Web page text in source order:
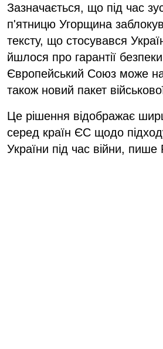
Зазначається, що під час
п'ятницю Угорщина
тексту, що стосувався
йшлося про гарантії
Європейський Союз може
також новий пакет
Це рішення відображає
серед країн ЄС щодо
України під час війни, пише